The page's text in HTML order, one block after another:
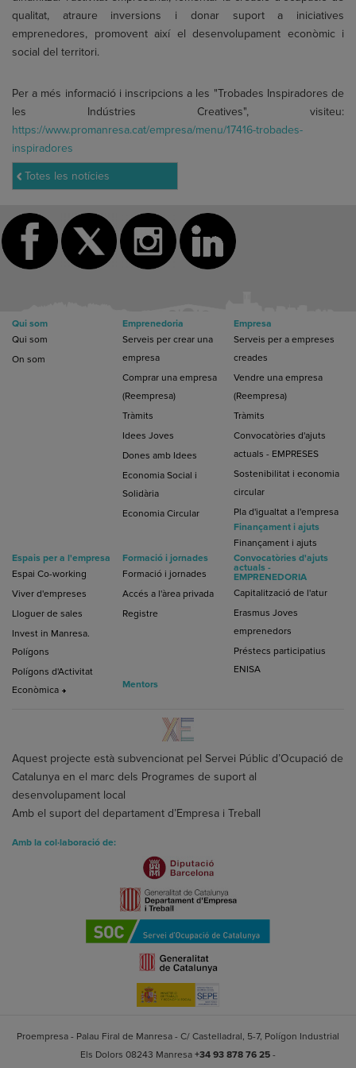
qualitat, atraure inversions i donar suport a iniciatives
emprenedores, promovent així el desenvolupament econòmic i
social del territori.
Per a més informació i inscripcions a les "Trobades Inspiradores de
les Indústries Creatives", visiteu:
https://www.promanresa.cat/empresa/menu/17416-trobades-
inspiradores
Totes les notícies
Qui som
Qui som
On som
Emprenedoria
Serveis per crear una
empresa
Comprar una empresa
(Reempresa)
Tràmits
Idees Joves
Dones amb Idees
Economia Social i
Solidària
Economia Circular
Empresa
Serveis per a empreses
creades
Vendre una empresa
(Reempresa)
Tràmits
Convocatòries d'ajuts
actuals - EMPRESES
Sostenibilitat i economia
circular
Pla d'igualtat a l'empresa
Finançament i ajuts
Finançament i ajuts
Espais per a l'empresa
Espai Co-working
Viver d'empreses
Lloguer de sales
Invest in Manresa.
Polígons
Polígons d'Activitat
Econòmica
Formació i jornades
Formació i jornades
Accés a l'àrea privada
Registre
Convocatòries d'ajuts
actuals -
EMPRENEDORIA
Capitalització de l'atur
Erasmus Joves
emprenedors
Préstecs participatius
ENISA
Mentors
Aquest projecte està subvencionat pel Servei Públic d’Ocupació de
Catalunya en el marc dels Programes de suport al
desenvolupament local
Amb el suport del departament d’Empresa i Treball
Amb la col·laboració de:
Proempresa - Palau Firal de Manresa - C/ Castelladral, 5-7, Polígon Industrial
Els Dolors 08243 Manresa +34 93 878 76 25 -